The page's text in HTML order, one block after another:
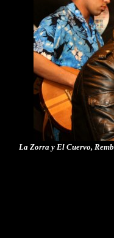
La Zorra y El Cuervo,